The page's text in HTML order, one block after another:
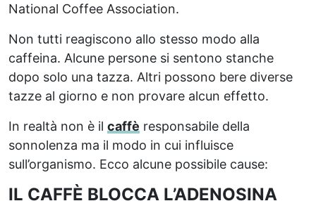
National Coffee Association.
Non tutti reagiscono allo stesso modo alla
caffeina. Alcune persone si sentono stanche
dopo solo una tazza. Altri possono bere diverse
tazze al giorno e non provare alcun effetto.
In realtà non è il caffè responsabile della
sonnolenza ma il modo in cui influisce
sull’organismo. Ecco alcune possibile cause:
IL CAFFÈ BLOCCA L’ADENOSINA